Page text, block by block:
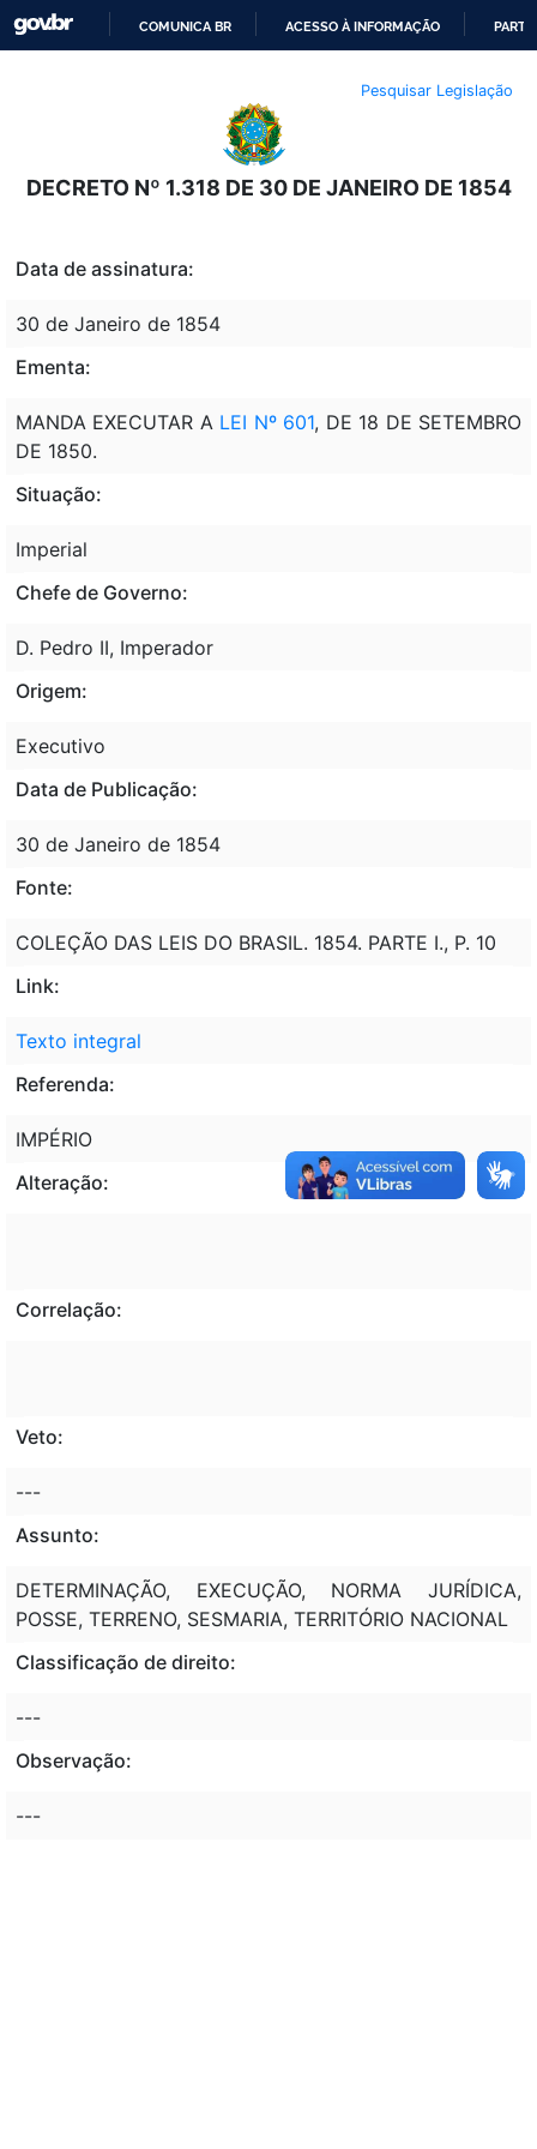
O
CONTEÚDO
COMUNICA BR ACESSO À INFORMAÇÃO
Pesquisar Legislação
DECRETO Nº 1.318 DE 30 DE JANEIRO DE 1854
Data de assinatura:
30 de Janeiro de 1854
Ementa:
MANDA EXECUTAR A LEI Nº 601, DE 18 DE SETEMBRO
DE 1850.
Situação:
Imperial
Chefe de Governo:
D. Pedro II, Imperador
Origem:
Executivo
Data de Publicação:
30 de Janeiro de 1854
Fonte:
COLEÇÃO DAS LEIS DO BRASIL. 1854. PARTE I., P. 10
Link:
Texto integral
Referenda:
IMPÉRIO
Alteração:
Correlação:
Veto:
---
Assunto:
DETERMINAÇÃO, EXECUÇÃO, NORMA JURÍDICA,
POSSE, TERRENO, SESMARIA, TERRITÓRIO NACIONAL
Classificação de direito:
---
Observação:
---